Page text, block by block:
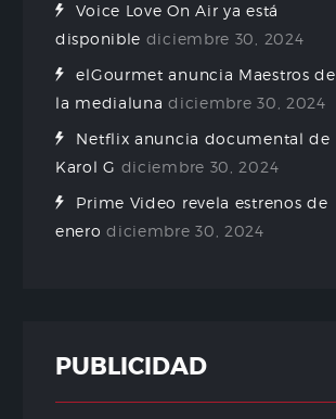
Voice Love On Air ya está
disponible diciembre 30, 2024
elGourmet anuncia Maestros de
la medialuna diciembre 30, 2024
Netflix anuncia documental de
Karol G diciembre 30, 2024
Prime Video revela estrenos de
enero diciembre 30, 2024
PUBLICIDAD